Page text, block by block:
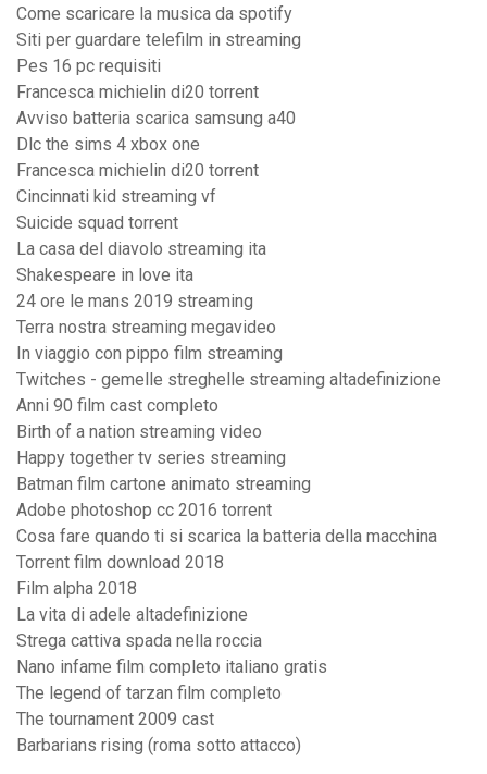
Come scaricare la musica da spotify
Siti per guardare telefilm in streaming
Pes 16 pc requisiti
Francesca michielin di20 torrent
Avviso batteria scarica samsung a40
Dlc the sims 4 xbox one
Francesca michielin di20 torrent
Cincinnati kid streaming vf
Suicide squad torrent
La casa del diavolo streaming ita
Shakespeare in love ita
24 ore le mans 2019 streaming
Terra nostra streaming megavideo
In viaggio con pippo film streaming
Twitches - gemelle streghelle streaming altadefinizione
Anni 90 film cast completo
Birth of a nation streaming video
Happy together tv series streaming
Batman film cartone animato streaming
Adobe photoshop cc 2016 torrent
Cosa fare quando ti si scarica la batteria della macchina
Torrent film download 2018
Film alpha 2018
La vita di adele altadefinizione
Strega cattiva spada nella roccia
Nano infame film completo italiano gratis
The legend of tarzan film completo
The tournament 2009 cast
Barbarians rising (roma sotto attacco)